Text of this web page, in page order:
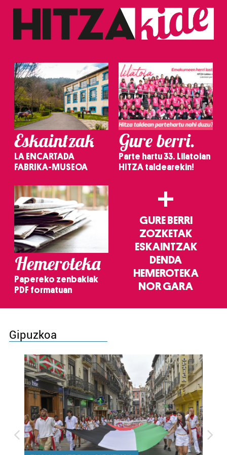
Eskaintzak
LA ENCARTADA
FABRIKA-MUSEOA
Gure berri.
Parte hartu 33. Lilatoian
HITZA taldearekin!
Hemeroteka
Papereko zenbakiak
PDF formatuan
+
GURE BERRI
ZOZKETAK
ESKAINTZAK
DENDA
HEMEROTEKA
NOR GARA
Gipuzkoa